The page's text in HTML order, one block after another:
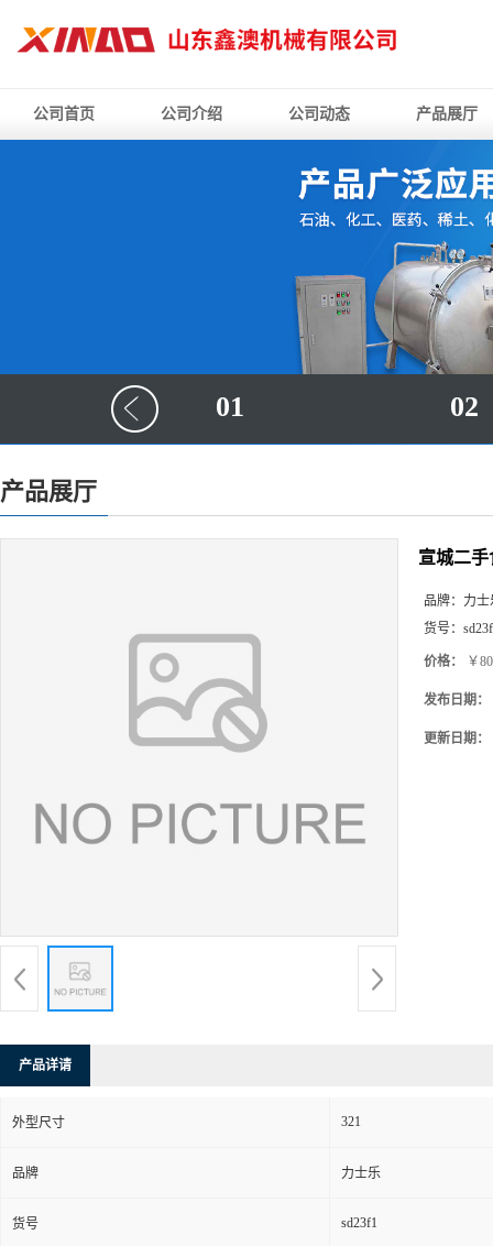
公司首页 公司介绍 公司动态 产品展厅
01 02
产品展厅
宣城二
品牌： 力士
货号：
价格： ￥
发布日期：
更新日期：
产品详请
外型尺寸 321
品牌 力士乐
货号 sd23f1